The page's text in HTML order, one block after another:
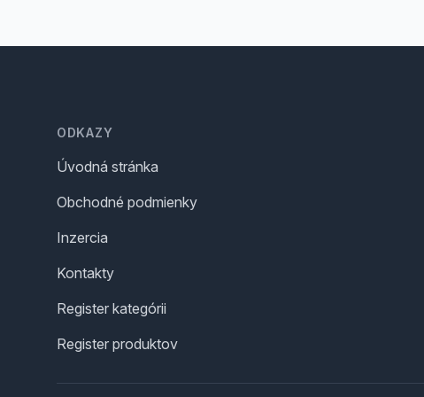
ODKAZY
Úvodná stránka
Obchodné podmienky
Inzercia
Kontakty
Register kategórii
Register produktov